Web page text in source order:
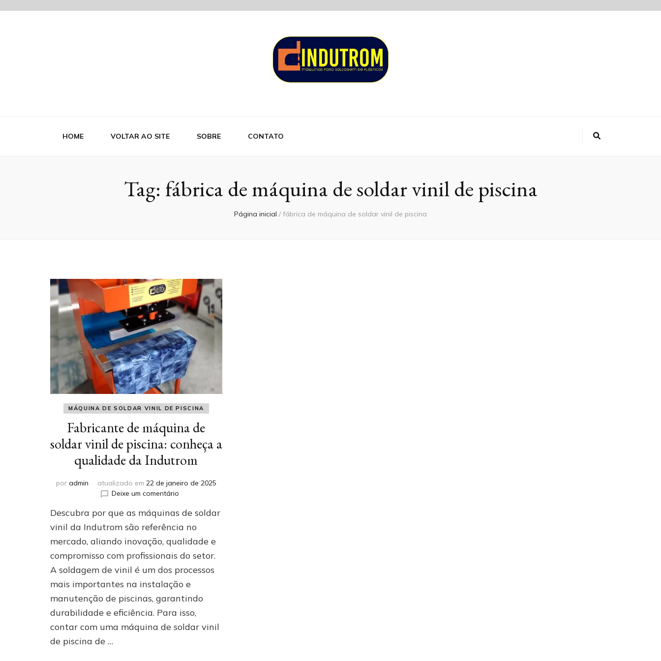
HOME VOLTAR AO SITE SOBRE CONTATO
Tag: fábrica de máquina de soldar vinil de piscina
Página inicial / fábrica de máquina de soldar vinil de piscina
MÁQUINA DE SOLDAR VINIL DE PISCINA
Fabricante de máquina de
soldar vinil de piscina: conheça a
qualidade da Indutrom
por admin atualizado em 22 de janeiro de 2025
Deixe um comentárioem
de
soldar
vinil
piscina:
conheça
a
da
Indutrom
Descubra por que as máquinas de soldar
vinil da Indutrom são referência no
mercado, aliando inovação, qualidade e
compromisso com profissionais do setor.
A soldagem de vinil é um dos processos
mais importantes na instalação e
manutenção de piscinas, garantindo
durabilidade e eficiência. Para isso,
contar com uma máquina de soldar vinil
de piscina de …